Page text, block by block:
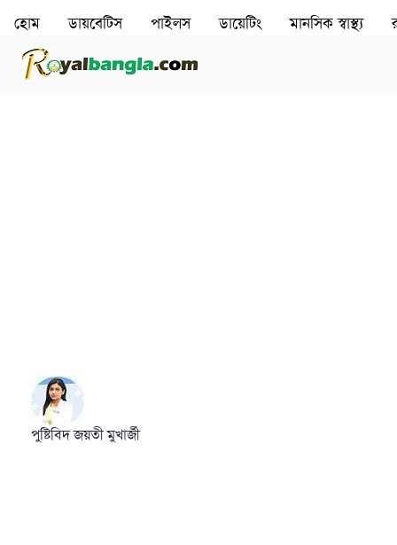
হোম ডায়বেটিস পাইলস ডায়েটিং মানসিক স্বাস্থ‌্য
পুষ্টিবিদ জয়তী মুখার্জী